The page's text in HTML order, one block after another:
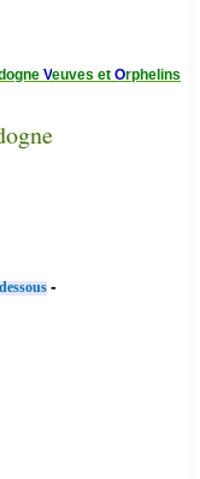
Veuves et Orphelins
-